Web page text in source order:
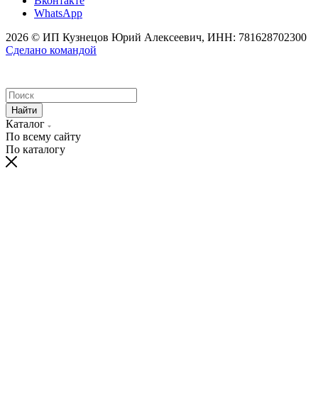
WhatsApp
2026 © ИП Кузнецов Юрий Алексеевич, ИНН: 781628702300
Сделано командой
Найти
Каталог
По всему сайту
По каталогу